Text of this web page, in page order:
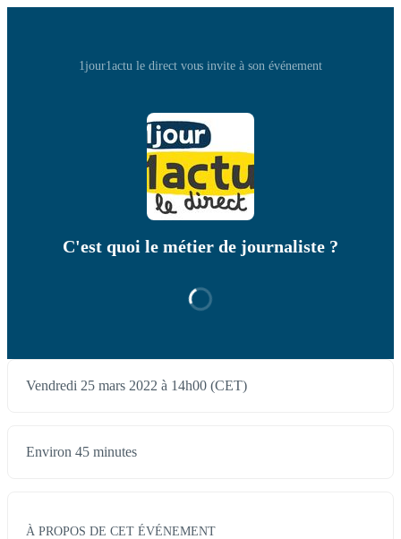
1jour1actu le direct vous invite à son événement
C'est quoi le métier de journaliste ?
Vendredi 25 mars 2022 à 14h00 (CET)
Environ 45 minutes
À PROPOS DE CET ÉVÉNEMENT